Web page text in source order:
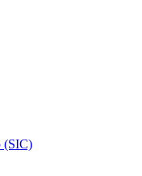
(SIC)